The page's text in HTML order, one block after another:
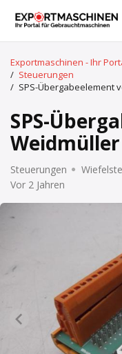
Exportmaschinen - Ihr
/ Steuerungen
/ SPS-Übergabeelement
SPS-
Weidmüller
Steuerungen
Vor 2 Jahren